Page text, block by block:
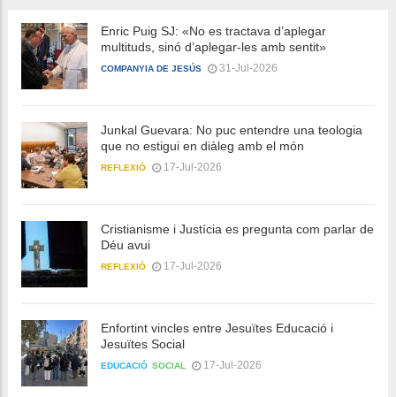
Enric Puig SJ: «No es tractava d’aplegar
multituds, sinó d’aplegar-les amb sentit»
COMPANYIA DE JESÚS 31-Jul-2026
Junkal Guevara: No puc entendre una teologia
que no estigui en diàleg amb el món
REFLEXIÓ 17-Jul-2026
Cristianisme i Justícia es pregunta com parlar de
Déu avui
REFLEXIÓ 17-Jul-2026
Enfortint vincles entre Jesuïtes Educació i
Jesuïtes Social
EDUCACIÓ SOCIAL 17-Jul-2026